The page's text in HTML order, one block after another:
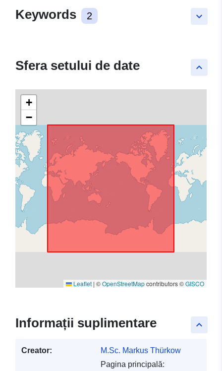
keyboard_arrow_down
Keywords 2
keyboard_arrow_up
Sfera setului de date
+
−
Leaflet | ©OpenStreetMapcontributors ©GISCO
keyboard_arrow_up
Informații suplimentare
Creator:
M.Sc. Markus Thürkow
Pagina principală: